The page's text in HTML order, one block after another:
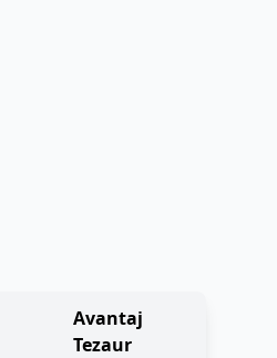
Avantaj
Tezaur